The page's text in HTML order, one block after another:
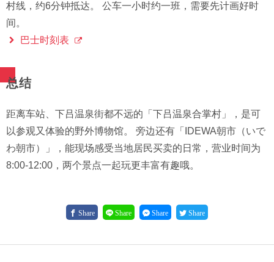
村线，约6分钟抵达。 公车一小时约一班，需要先计画好时
间。
巴士时刻表
总结
距离车站、下吕温泉街都不远的「下吕温泉合掌村」，是可
以参观又体验的野外博物馆。 旁边还有「IDEWA朝市（いで
わ朝市）」，能现场感受当地居民买卖的日常，营业时间为
8:00-12:00，两个景点一起玩更丰富有趣哦。
Share Share Share Share